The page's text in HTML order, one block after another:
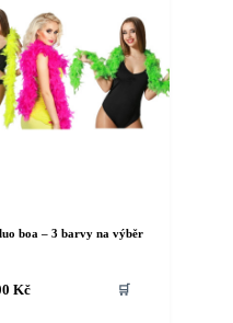
boa – 3 barvy na výběr
Kč 🛒